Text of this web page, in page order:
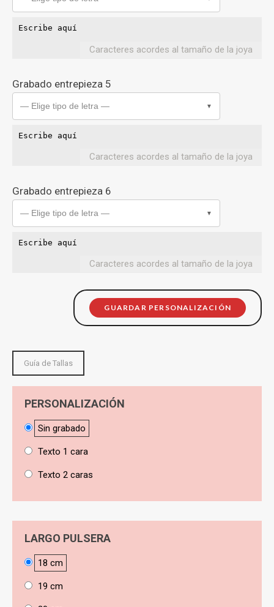
Caracteres acordes al tamaño de la joya
Grabado entrepieza 5
— Elige tipo de letra — ▼
Caracteres acordes al tamaño de la joya
Grabado entrepieza 6
— Elige tipo de letra — ▼
Caracteres acordes al tamaño de la joya
GUARDAR PERSONALIZACIÓN
Guía de Tallas
PERSONALIZACIÓN
Sin grabado
Texto 1 cara
Texto 2 caras
LARGO PULSERA
18 cm
19 cm